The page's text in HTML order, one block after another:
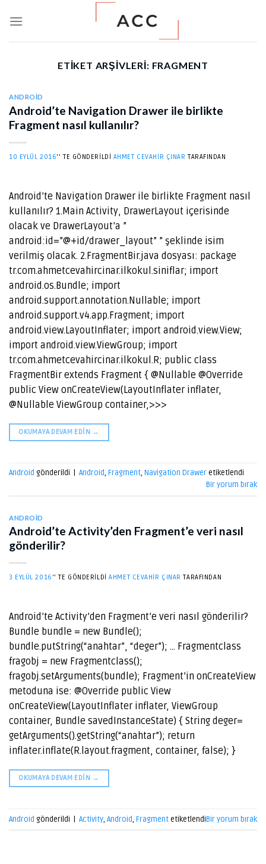
ETIKET ARŞIVLERI: FRAGMENT
ANDROID
Android’te Navigation Drawer ile birlikte
Fragment nasıl kullanılır?
10 EYLÜL 2016’' TE GÖNDERILDI AHMET CEVAHIR ÇINAR TARAFINDAN
Android’te Navigation Drawer ile birlikte Fragment nasıl
kullanılır? 1.Main Activity, DrawerLayout içerisinde
olacak ve DrawerLayout’a ”
android:id=”@+id/drawer_layout” ” şeklinde isim
verilmiş olacak. 2.FragmentBir.java dosyası: package
tr.com.ahmetcevahircinar.ilkokul.siniflar; import
android.os.Bundle; import
android.support.annotation.Nullable; import
android.support.v4.app.Fragment; import
android.view.LayoutInflater; import android.view.View;
import android.view.ViewGroup; import
tr.com.ahmetcevahircinar.ilkokul.R; public class
FragmentBir extends Fragment { @Nullable @Override
public View onCreateView(LayoutInflater inflater,
@Nullable ViewGroup container,>>>
OKUMAYA DEVAM EDIN →
Android gönderildi Android, Fragment, Navigation Draweretiketlendi
Bir yorum bırak
ANDROID
Android’te Activity’den Fragment’e veri nasıl
gönderilir?
3 EYLÜL 2016’' TE GÖNDERILDI AHMET CEVAHIR ÇINAR TARAFINDAN
Android’te Activity’den Fragment’e veri nasıl gönderilir?
Bundle bundle = new Bundle();
bundle.putString(“anahtar”, “deger”); … Fragmentclass
fragobj = new Fragmentclass();
fragobj.setArguments(bundle); Fragment’in onCreateView
metoduna ise: @Override public View
onCreateView(LayoutInflater inflater, ViewGroup
container, Bundle savedInstanceState) { String deger=
getArguments().getString(“anahtar”); return
inflater.inflate(R.layout.fragment, container, false); }
OKUMAYA DEVAM EDIN →
Android gönderildi Activity, Android, FragmentetiketlendiBir yorum bırak